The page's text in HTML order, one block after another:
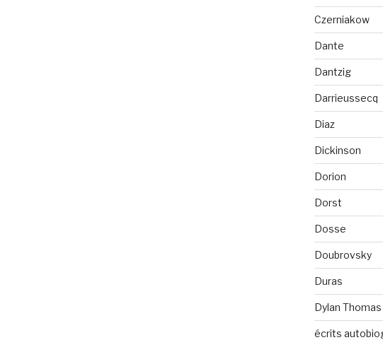
Czerniakow
Dante
Dantzig
Darrieussecq
Diaz
Dickinson
Dorion
Dorst
Dosse
Doubrovsky
Duras
Dylan Thomas
écrits